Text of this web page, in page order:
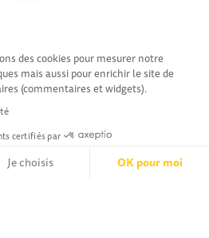
des cookies pour mesurer notre
mais aussi pour enrichir le site de
(commentaires et widgets).
certifiés par
Je choisis OK pour moi
Occitanie est le média social des
technologies du territoire. Elle
avec la participation et le
locaux. Ce projet est cofinancé
la Région Occitanie et